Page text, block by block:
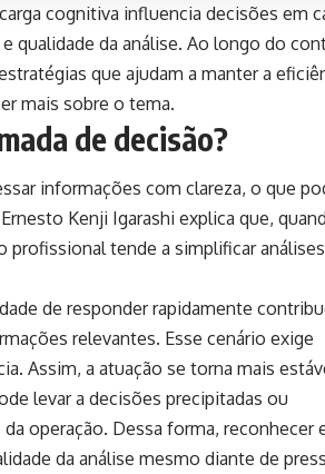
cognitiva influencia decisões em
qualidade da análise. Ao longo do
que ajudam a manter a
mais sobre o tema.
de decisão?
informações com clareza, o que
Kenji Igarashi explica que,
tende a simplificar
de responder rapidamente
relevantes. Esse cenário exige
Assim, a atuação se torna mais
levar a decisões precipitadas ou
operação. Dessa forma, reconhecer
da análise mesmo diante de